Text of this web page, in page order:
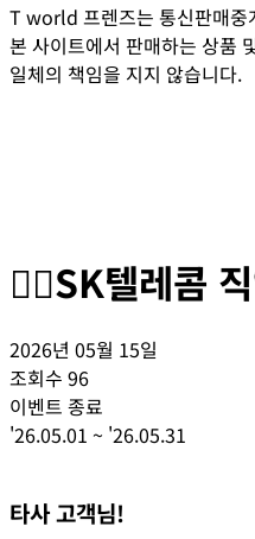
T world 프렌즈는 통신판매중
본 사이트에서 판매하는 상품
일체의 책임을 지지 않습니다.
🙋‍♂️SK텔레콤
2026년 05월 15일
조회수 96
이벤트 종료
'26.05.01 ~ '26.05.31
타사 고객님!